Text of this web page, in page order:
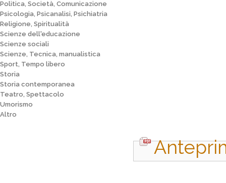
Politica, Società, Comunicazione
Psicologia, Psicanalisi, Psichiatria
Religione, Spiritualità
Scienze dell'educazione
Scienze sociali
Scienze, Tecnica, manualistica
Sport, Tempo libero
Storia
Storia contemporanea
Teatro, Spettacolo
Umorismo
Altro